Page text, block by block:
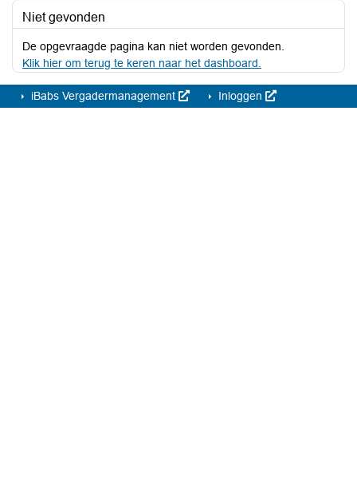
Niet gevonden
De opgevraagde pagina kan niet worden gevonden.
Klik hier om terug te keren naar het dashboard.
iBabs Vergadermanagement Inloggen